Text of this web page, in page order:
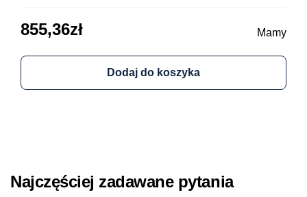
855,36zł Mamy
Dodaj do koszyka
Najczęściej zadawane pytania